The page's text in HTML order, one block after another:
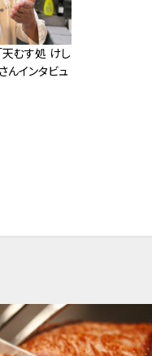
天むす処 けし
んインタビュ